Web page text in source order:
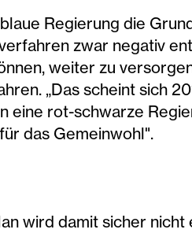
Regierung die
zwar negativ
weiter zu
„Das scheint sich
eine rot-schwarze
das Gemeinwohl".
wird damit sicher